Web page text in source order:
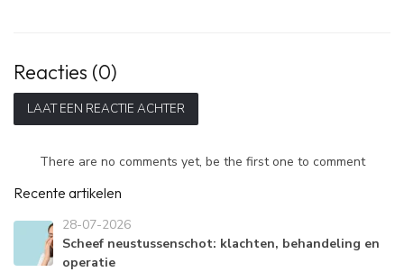
Reacties (0)
LAAT EEN REACTIE ACHTER
There are no comments yet, be the first one to comment
Recente artikelen
28-07-2026
Scheef neustussenschot: klachten, behandeling en
operatie